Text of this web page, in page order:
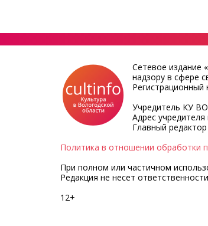
Сетевое издание
надзору в сфере
Учредитель КУ
Адрес
Главный
Политика в отношении обработки
При полном или частичном
Редакция не несет
12+